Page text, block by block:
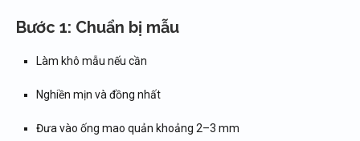
Bước 1: Chuẩn bị mẫu
Làm khô mẫu nếu cần
Nghiền mịn và đồng nhất
Đưa vào ống mao quản khoảng 2–3 mm